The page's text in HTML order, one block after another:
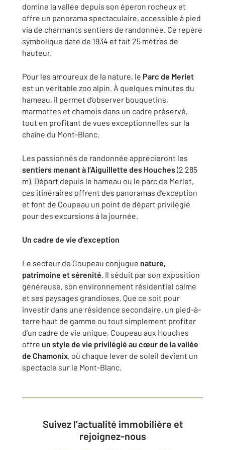
domine la vallée depuis son éperon rocheux et
offre un panorama spectaculaire, accessible à pied
via de charmants sentiers de randonnée. Ce repère
symbolique date de 1934 et fait 25 mètres de
hauteur.
Pour les amoureux de la nature, le Parc de Merlet
est un véritable zoo alpin. À quelques minutes du
hameau, il permet d’observer bouquetins,
marmottes et chamois dans un cadre préservé,
tout en profitant de vues exceptionnelles sur la
chaîne du Mont-Blanc.
Les passionnés de randonnée apprécieront les
sentiers menant à l’Aiguillette des Houches(2 285
m). Départ depuis le hameau ou le parc de Merlet,
ces itinéraires offrent des panoramas d’exception
et font de Coupeau un point de départ privilégié
pour des excursions à la journée.
Un cadre de vie d’exception
Le secteur de Coupeau conjugue nature,
patrimoine et sérenité. Il séduit par son exposition
généreuse, son environnement résidentiel calme
et ses paysages grandioses. Que ce soit pour
investir dans une résidence secondaire, un pied-à-
terre haut de gamme ou tout simplement profiter
d’un cadre de vie unique, Coupeau aux Houches
offre un style de vie privilégié au cœur de la vallée
de Chamonix, où chaque lever de soleil devient un
spectacle sur le Mont-Blanc.
Suivez l’actualité immobilière et
rejoignez-nous